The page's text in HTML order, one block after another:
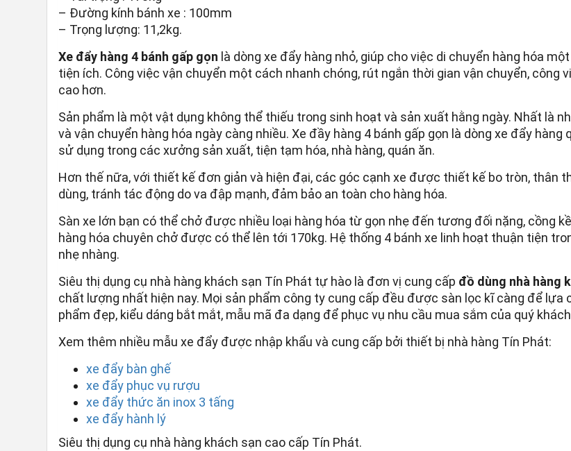
– Đường kính bánh xe : 100mm
– Trọng lượng: 11,2kg.
Xe đẩy hàng 4 bánh gấp gọn là dòng xe đẩy hàng nhỏ, giúp cho việc di chuyển hàng hóa
tiện ích. Công việc vận chuyển một cách nhanh chóng, rút ngắn thời gian vận chuyển, công
cao hơn.
Sản phẩm là một vật dụng không thể thiếu trong sinh hoạt và sản xuất hằng ngày. Nhất là
và vận chuyển hàng hóa ngày càng nhiều. Xe đầy hàng 4 bánh gấp gọn là dòng xe đẩy
sử dụng trong các xưởng sản xuất, tiện tạm hóa, nhà hàng, quán ăn.
Hơn thế nữa, với thiết kế đơn giản và hiện đại, các góc cạnh xe được thiết kế bo tròn, thân
dùng, tránh tác động do va đập mạnh, đảm bảo an toàn cho hàng hóa.
Sàn xe lớn bạn có thể chở được nhiều loại hàng hóa từ gọn nhẹ đến tương đối nặng, cồng
hàng hóa chuyên chở được có thể lên tới 170kg. Hệ thống 4 bánh xe linh hoạt thuận tiện
nhẹ nhàng.
Siêu thị dụng cụ nhà hàng khách sạn Tín Phát tự hào là đơn vị cung cấp đồ dùng nhà hàng
chất lượng nhất hiện nay. Mọi sản phẩm công ty cung cấp đều được sàn lọc kĩ càng để lựa
phẩm đẹp, kiểu dáng bắt mắt, mẫu mã đa dạng để phục vụ nhu cầu mua sắm của quý
Xem thêm nhiều mẫu xe đẩy được nhập khẩu và cung cấp bởi thiết bị nhà hàng Tín Phát:
xe đẩy bàn ghế
xe đẩy phục vụ rượu
xe đẩy thức ăn inox 3 tấng
xe đẩy hành lý
Siêu thị dụng cụ nhà hàng khách sạn cao cấp Tín Phát.